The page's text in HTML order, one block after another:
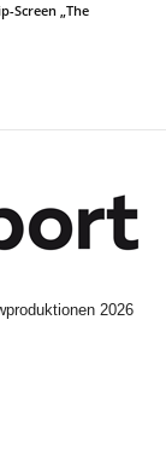
Screen „The
2026